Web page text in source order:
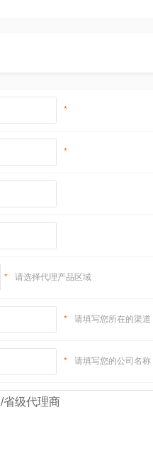
*
*
* 请选择代理产品区域
* 请填写您所在的渠道
* 请填写您的公司名称